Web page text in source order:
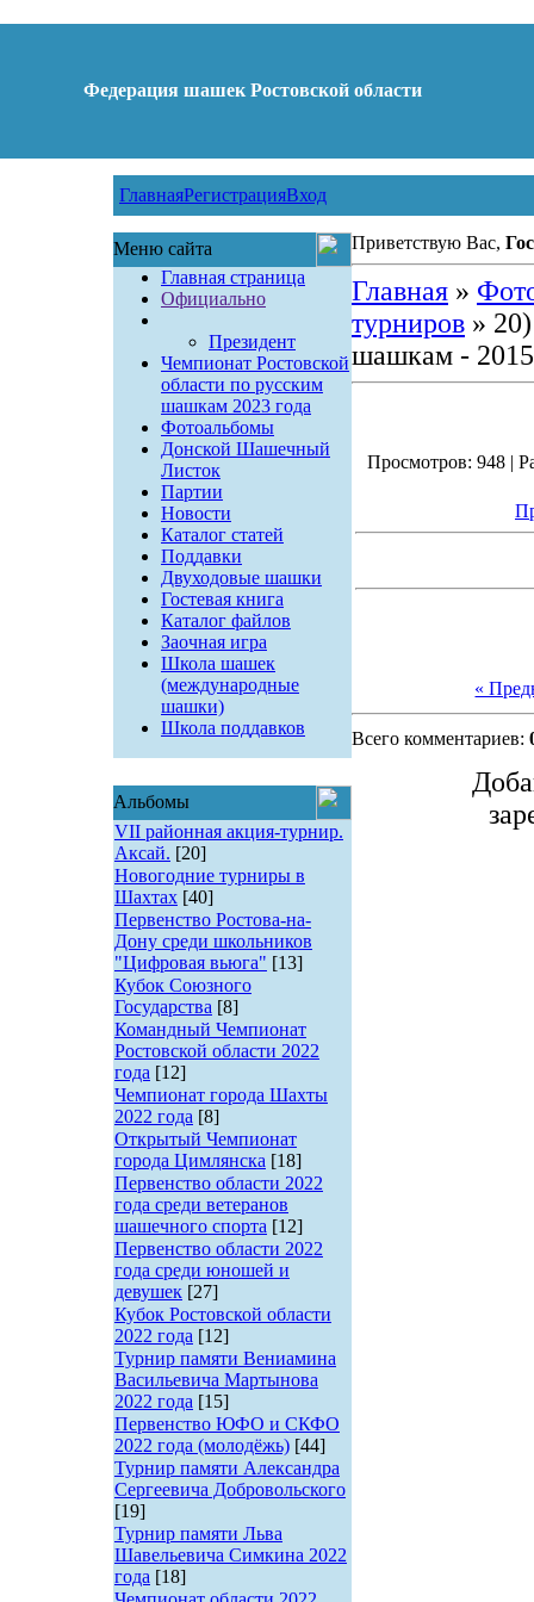
Федерация шашек Ростовской области
ГлавнаяРегистрацияВход
Меню сайта
Главная страница
Официально
Президент
Чемпионат Ростовской
области по русским
шашкам 2023 года
Фотоальбомы
Донской Шашечный
Листок
Партии
Новости
Каталог статей
Поддавки
Двуходовые шашки
Гостевая книга
Каталог файлов
Заочная игра
Школа шашек
(международные
шашки)
Школа поддавков
Альбомы
VII районная акция-турнир.
Аксай. [20]
Новогодние турниры в
Шахтах [40]
Первенство Ростова-на-
Дону среди школьников
"Цифровая вьюга" [13]
Кубок Союзного
Государства [8]
Командный Чемпионат
Ростовской области 2022
года [12]
Чемпионат города Шахты
2022 года [8]
Открытый Чемпионат
города Цимлянска [18]
Первенство области 2022
года среди ветеранов
шашечного спорта [12]
Первенство области 2022
года среди юношей и
девушек [27]
Кубок Ростовской области
2022 года [12]
Турнир памяти Вениамина
Васильевича Мартынова
2022 года [15]
Первенство ЮФО и СКФО
2022 года (молодёжь) [44]
Турнир памяти Александра
Сергеевича Добровольского
[19]
Турнир памяти Льва
Шавельевича Симкина 2022
года [18]
Приветствую Вас,
Главная»
турниров» 20)
шашкам - 2015
Просмотров: 948 |
«
Всего комментариев: